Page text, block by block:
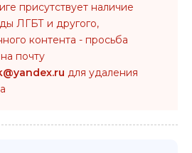
присутствует наличие
ЛГБТ и другого,
контента - просьба
почту
для удаления